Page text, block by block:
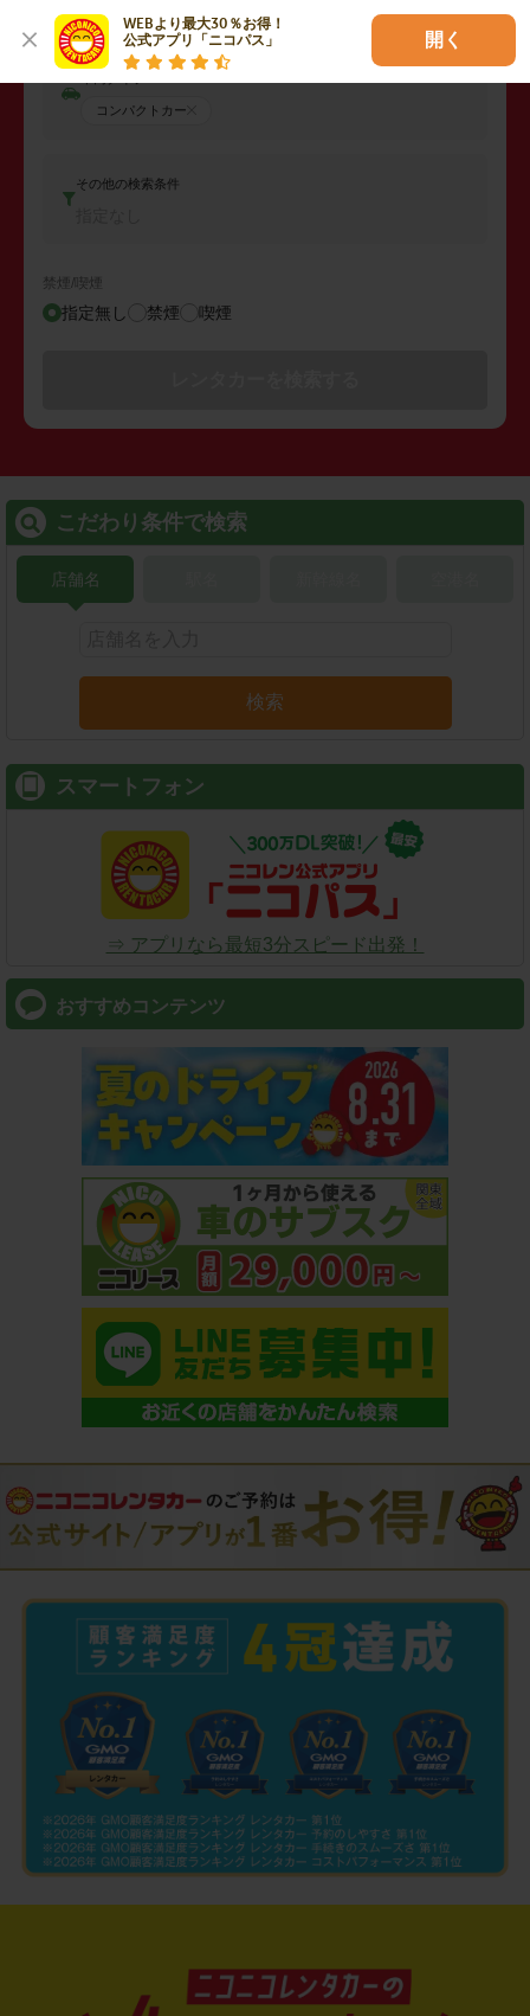
WEBより最大30％お得！
公式アプリ「ニコパス」
開く
コンパクトカー
その他の検索条件
禁煙/喫煙
指定無し 禁煙 喫煙
こだわり条件で検索
店舗名
検索
スマートフォン
⇒ アプリなら最短3分スピード出発！
おすすめコンテンツ